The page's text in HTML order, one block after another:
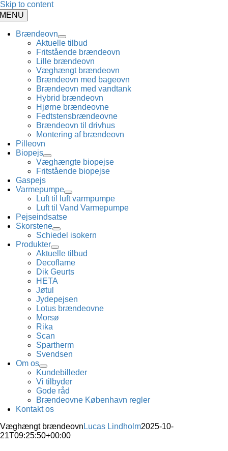
Skip to content
MENU
Brændeovn
Aktuelle tilbud
Fritstående brændeovn
Lille brændeovn
Væghængt brændeovn
Brændeovn med bageovn
Brændeovn med vandtank
Hybrid brændeovn
Hjørne brændeovne
Fedtstensbrændeovne
Brændeovn til drivhus
Montering af brændeovn
Pilleovn
Biopejs
Væghængte biopejse
Fritstående biopejse
Gaspejs
Varmepumpe
Luft til luft varmpumpe
Luft til Vand Varmepumpe
Pejseindsatse
Skorstene
Schiedel isokern
Produkter
Aktuelle tilbud
Decoflame
Dik Geurts
HETA
Jøtul
Jydepejsen
Lotus brændeovne
Morsø
Rika
Scan
Spartherm
Svendsen
Om os
Kundebilleder
Vi tilbyder
Gode råd
Brændeovne København regler
Kontakt os
Væghængt brændeovn Lucas Lindholm2025-10-
21T09:25:50+00:00